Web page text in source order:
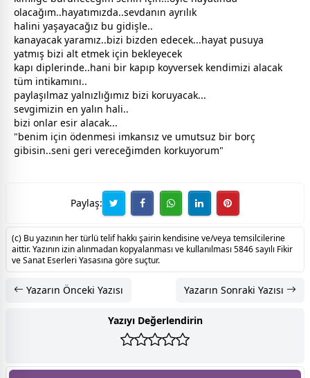
olacağım..hayatımızda..sevdanın ayrılık
halini yaşayacağız bu gidişle..
kanayacak yaramız..bizi bizden edecek...hayat pusuya
yatmış bizi alt etmek için bekleyecek
kapı diplerinde..hani bir kapıp koyversek kendimizi alacak
tüm intikamını..
paylaşılmaz yalnızlığımız bizi koruyacak...
sevgimizin en yalın hali..
bizi onlar esir alacak...
"benim için ödenmesi imkansız ve umutsuz bir borç
gibisin..seni geri vereceğimden korkuyorum"
Paylaş:
(c) Bu yazının her türlü telif hakkı şairin kendisine ve/veya temsilcilerine
aittir. Yazının izin alınmadan kopyalanması ve kullanılması 5846 sayılı Fikir
ve Sanat Eserleri Yasasına göre suçtur.
Yazarın Önceki Yazısı Yazarın Sonraki Yazısı
Yazıyı Değerlendirin